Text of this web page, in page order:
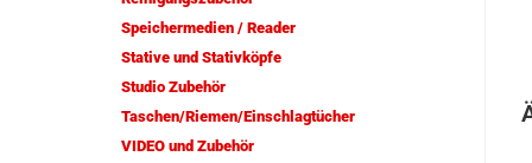
Speichermedien / Reader
Stative und Stativköpfe
Studio Zubehör
Taschen/Riemen/Einschlagtücher
VIDEO und Zubehör